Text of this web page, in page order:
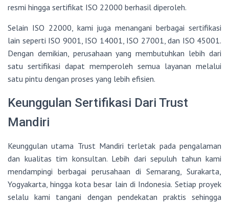
resmi hingga sertifikat ISO 22000 berhasil diperoleh.
Selain ISO 22000, kami juga menangani berbagai sertifikasi
lain seperti ISO 9001, ISO 14001, ISO 27001, dan ISO 45001.
Dengan demikian, perusahaan yang membutuhkan lebih dari
satu sertifikasi dapat memperoleh semua layanan melalui
satu pintu dengan proses yang lebih efisien.
Keunggulan Sertifikasi Dari Trust
Mandiri
Keunggulan utama Trust Mandiri terletak pada pengalaman
dan kualitas tim konsultan. Lebih dari sepuluh tahun kami
mendampingi berbagai perusahaan di Semarang, Surakarta,
Yogyakarta, hingga kota besar lain di Indonesia. Setiap proyek
selalu kami tangani dengan pendekatan praktis sehingga